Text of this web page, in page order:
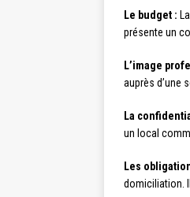
Le budget :
présente un
L’image
auprès d’une
La
un local
Les
domiciliation.